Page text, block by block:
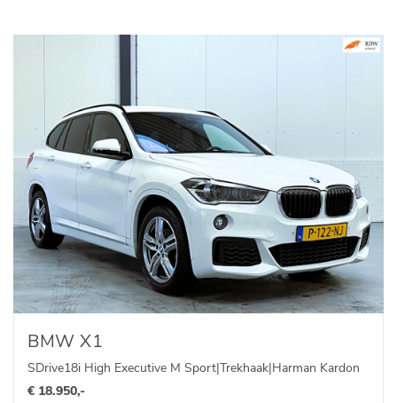
BMW X1
SDrive18i High Executive M Sport|Trekhaak|Harman Kardon
€ 18.950,-